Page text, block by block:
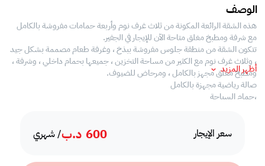
سعر الإيجار 600 د.ب/ شهري
الوصف
هذه الشقة الرائعة المكونة من ثلاث غرف نوم وأربعة حمامات مفروشة بالكامل
مع شرفة ومطبخ مغلق متاحة الآن للإيجار في الجفير.
تتكون الشقة من منطقة جلوس مفروشة ببذخ ، وغرفة طعام مصممة بشكل جيد
، وثلاث غرف نوم مع الكثير من مساحة التخزين ، جميعها بحمام داخلي ، وشرفة ،
ومطبخ مغلق مجهز بالكامل ، ومرحاض للضيوف.
صالة رياضية مجهزة بالكامل
،حمام السباحة
،منطقة لعب الاطفال
أظهر المزيد